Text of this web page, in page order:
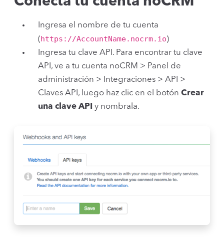
Ingresa el nombre de tu cuenta
(https://AccountName.nocrm.io)
Ingresa tu clave API. Para encontrar tu clave
API, ve a tu cuenta noCRM > Panel de
administración > Integraciones > API >
Claves API, luego haz clic en el botón Crear
una clave API y nombrala.